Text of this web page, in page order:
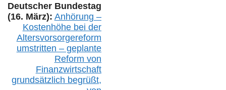
Deutscher Bundestag
(16. März): Anhörung –
Kostenhöhe bei der
Altersvorsorgereform
umstritten – geplante
Reform von
Finanzwirtschaft
grundsätzlich begrüßt,